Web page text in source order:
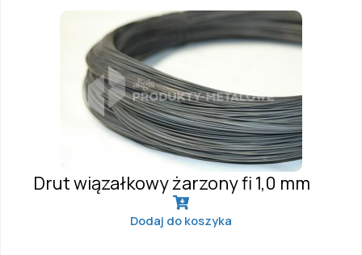
Drut wiązałkowy żarzony fi 1,0 mm
Dodaj do koszyka